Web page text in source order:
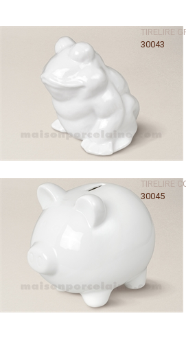
TIRELIRE
30043
TIRELIRE
30045